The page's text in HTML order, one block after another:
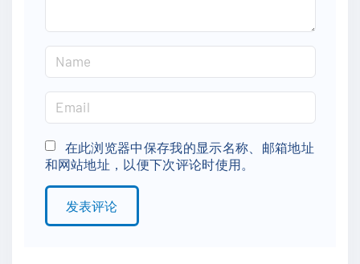
a
e
*
m
a
i
l
在此浏览器中保存我的显示名称、邮箱地址
和网站地址，以便下次评论时使用。